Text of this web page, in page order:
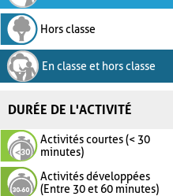
Hors classe
En classe et hors classe
DURÉE DE L'ACTIVITÉ
Activités courtes (< 30
minutes)
Activités développées
(Entre 30 et 60 minutes)